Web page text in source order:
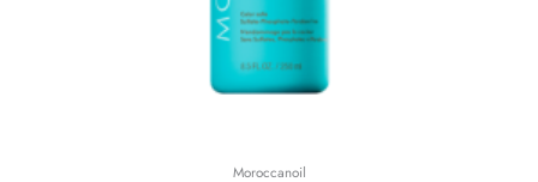
Moroccanoil